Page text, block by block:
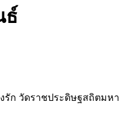
ธ์
รัก วัดราชประดิษฐสถิตมหา